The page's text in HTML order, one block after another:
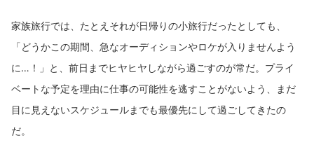
家族旅行では、たとえそれが日帰りの小旅行だったとしても、
「どうかこの期間、急なオーディションやロケが入りませんよう
に…！」と、前日までヒヤヒヤしながら過ごすのが常だ。プライ
ベートな予定を理由に仕事の可能性を逃すことがないよう、まだ
目に見えないスケジュールまでも最優先にして過ごしてきたの
だ。